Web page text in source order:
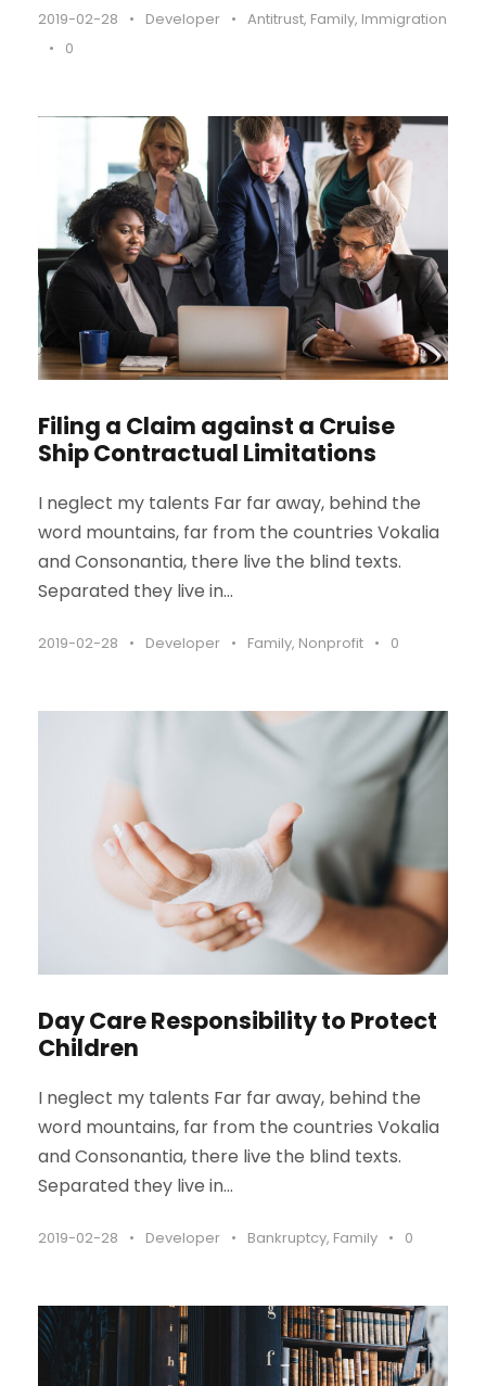
2019-02-28 • Developer • Antitrust, Family, Immigration
•
0
Filing a Claim against a Cruise
Ship Contractual Limitations
I neglect my talents Far far away, behind the
word mountains, far from the countries Vokalia
and Consonantia, there live the blind texts.
Separated they live in...
2019-02-28 • Developer • Family, Nonprofit • 0
Day Care Responsibility to Protect
Children
I neglect my talents Far far away, behind the
word mountains, far from the countries Vokalia
and Consonantia, there live the blind texts.
Separated they live in...
2019-02-28 • Developer • Bankruptcy, Family • 0